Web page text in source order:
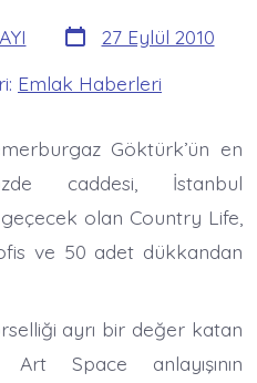
Yazı
tarihi
27 Eylül 2010
Emlak Haberleri
Göktürk’ün en
caddesi, İstanbul
olan Country Life,
ve 50 adet dükkandan
ayrı bir değer katan
Space anlayışının